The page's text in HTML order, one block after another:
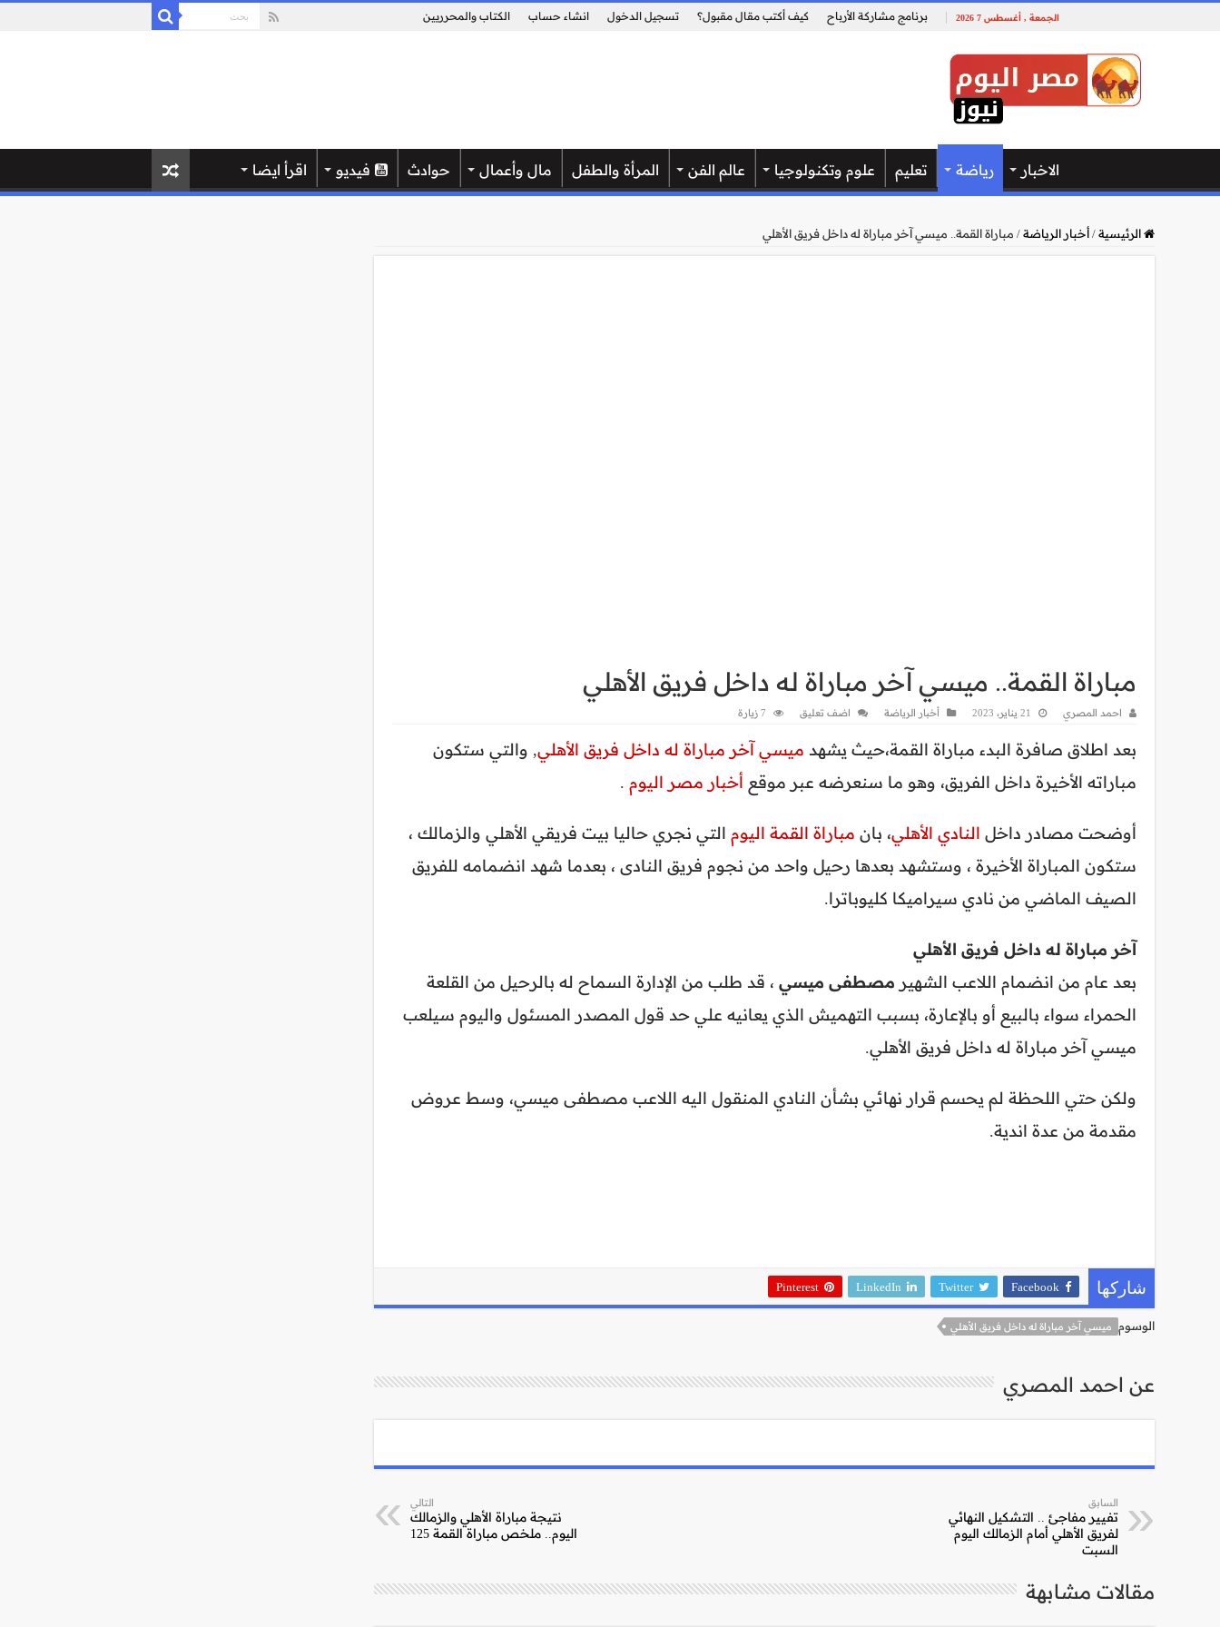
الجمعة , أغسطس 7 2026 برنامج مشاركة الأرباح كيف أكتب مقال مقبول؟ تسجيل الدخول انشاء حساب الكتاب والمحرريين
الاخبار رياضة تعليم علوم وتكنولوجيا عالم الفن المرأة والطفل مال وأعمال حوادث فيديو اقرأ ايضا
الرئيسية/أخبار الرياضة/ مباراة القمة.. ميسي آخر مباراة له داخل فريق الأهلي
مباراة القمة.. ميسي آخر مباراة له داخل فريق الأهلي
احمد المصري 21 يناير، 2023 أخبار الرياضة اضف تعليق 7 زيارة
بعد اطلاق صافرة البدء مباراة القمة،حيث يشهد ميسي آخر مباراة له داخل فريق الأهلي, والتي ستكون
مباراته الأخيرة داخل الفريق، وهو ما سنعرضه عبر موقع أخبار مصر اليوم .
أوضحت مصادر داخل النادي الأهلي، بان مباراة القمة اليوم التي نجري حاليا بيت فريقي الأهلي والزمالك ،
ستكون المباراة الأخيرة ، وستشهد بعدها رحيل واحد من نجوم فريق النادى ، بعدما شهد انضمامه للفريق
الصيف الماضي من نادي سيراميكا كليوباترا.
آخر مباراة له داخل فريق الأهلي
بعد عام من انضمام اللاعب الشهير مصطفى ميسي ، قد طلب من الإدارة السماح له بالرحيل من القلعة
الحمراء سواء بالبيع أو بالإعارة، بسبب التهميش الذي يعانيه علي حد قول المصدر المسئول واليوم سيلعب
ميسي آخر مباراة له داخل فريق الأهلي.
ولكن حتي اللحظة لم يحسم قرار نهائي بشأن النادي المنقول اليه اللاعب مصطفى ميسي، وسط عروض
مقدمة من عدة اندية.
شاركها Facebook
Twitter
LinkedIn
Pinterest
الوسوم ميسي آخر مباراة له داخل فريق الأهلي
عن احمد المصري
السابق
تفيير مفاجئ .. التشكيل النهائي
لفريق الأهلي أمام الزمالك اليوم
السبت
التالي
نتيجة مباراة الأهلي والزمالك
اليوم.. ملخص مباراة القمة 125
مقالات مشابهة